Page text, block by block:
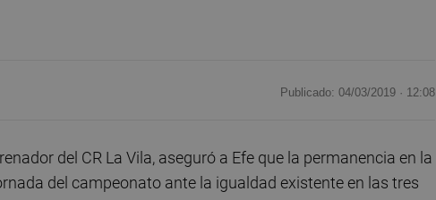
Publicado: 04/03/2019 · 12:08
del CR La Vila, aseguró a Efe que la permanencia en la
del campeonato ante la igualdad existente en las tres